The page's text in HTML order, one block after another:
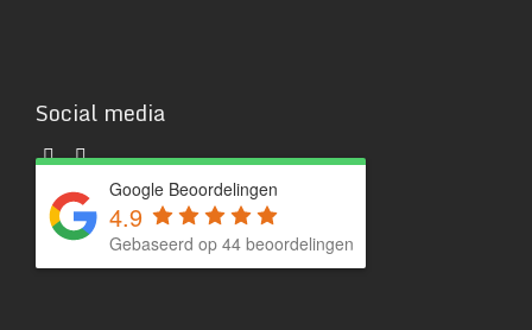
Social media
Google Beoordelingen
4.9
Gebaseerd op 44 beoordelingen